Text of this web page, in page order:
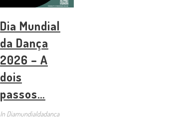
Dia Mundial
da Dança
2026 – A
dois
passos…
In Diamundialdadanca